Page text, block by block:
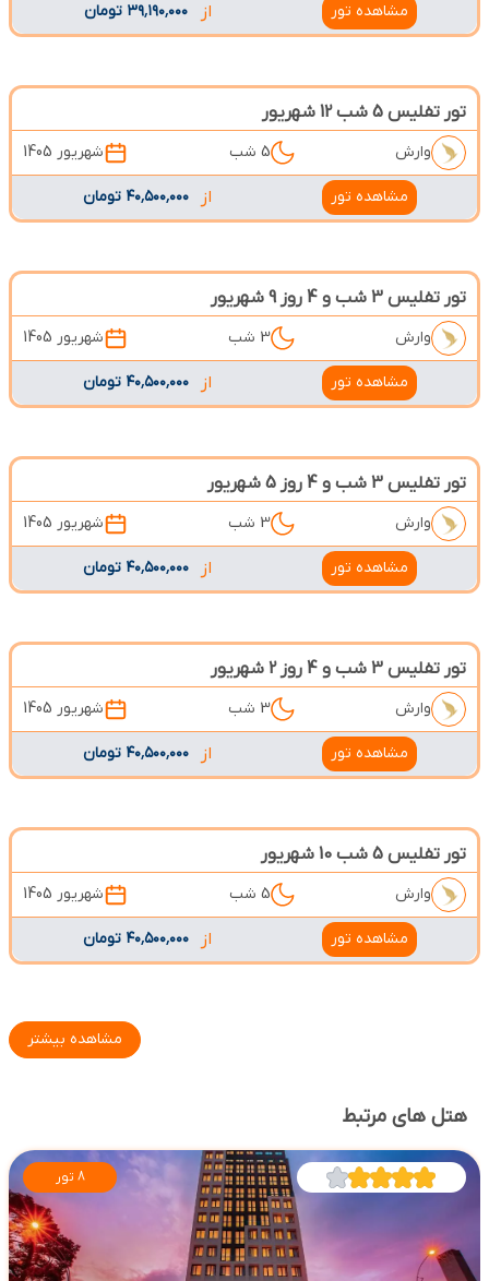
مشاهده تور از ۳۹٬۱۹۰٬۰۰۰ تومان
تور تفلیس 5 شب 12 شهریور
وارش 5 شب شهریور 1405
مشاهده تور از ۴۰٬۵۰۰٬۰۰۰ تومان
تور تفلیس 3 شب و 4 روز 9 شهریور
وارش 3 شب شهریور 1405
مشاهده تور از ۴۰٬۵۰۰٬۰۰۰ تومان
تور تفلیس 3 شب و 4 روز 5 شهریور
وارش 3 شب شهریور 1405
مشاهده تور از ۴۰٬۵۰۰٬۰۰۰ تومان
تور تفلیس 3 شب و 4 روز 2 شهریور
وارش 3 شب شهریور 1405
مشاهده تور از ۴۰٬۵۰۰٬۰۰۰ تومان
تور تفلیس 5 شب 10 شهریور
وارش 5 شب شهریور 1405
مشاهده تور از ۴۰٬۵۰۰٬۰۰۰ تومان
مشاهده بیشتر
هتل های مرتبط